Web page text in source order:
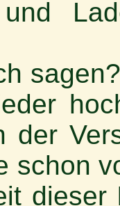
und
der
schon